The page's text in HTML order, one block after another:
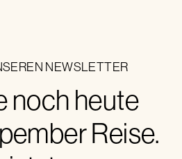
NEWSLETTER
noch heute
Reise.